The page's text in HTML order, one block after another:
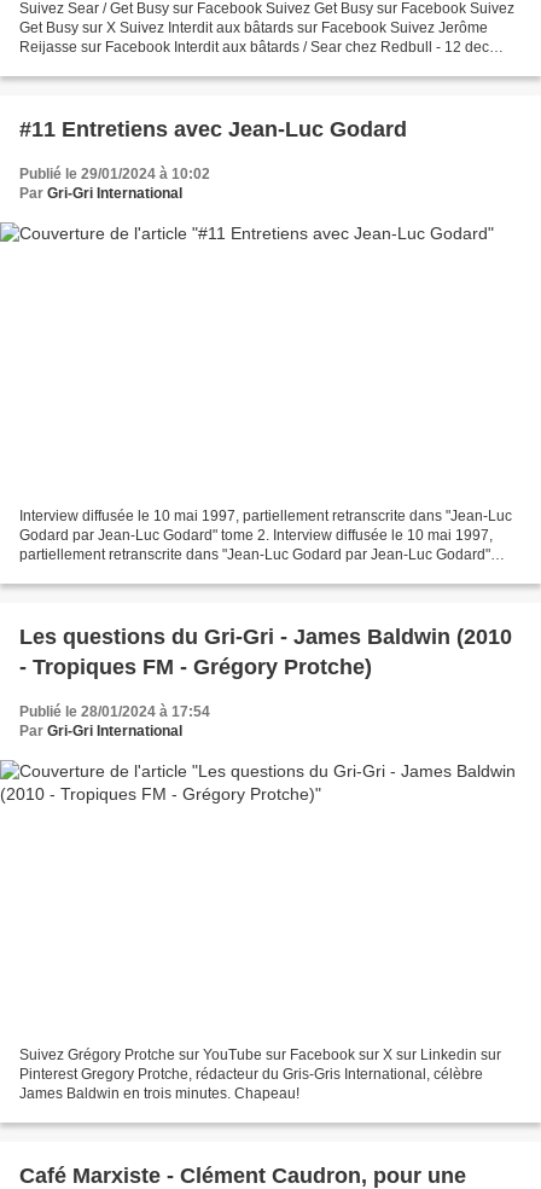
Suivez Sear / Get Busy sur Facebook Suivez Get Busy sur Facebook Suivez
Get Busy sur X Suivez Interdit aux bâtards sur Facebook Suivez Jerôme
Reijasse sur Facebook Interdit aux bâtards / Sear chez Redbull - 12 dec
#11 Entretiens avec Jean-Luc Godard
Publié le 29/01/2024 à 10:02
Par Gri-Gri International
Interview diffusée le 10 mai 1997, partiellement retranscrite dans "Jean-Luc
Godard par Jean-Luc Godard" tome 2. Interview diffusée le 10 mai 1997,
partiellement retranscrite dans "Jean-Luc Godard par Jean-Luc Godard"
Les questions du Gri-Gri - James Baldwin (2010
- Tropiques FM - Grégory Protche)
Publié le 28/01/2024 à 17:54
Par Gri-Gri International
Suivez Grégory Protche sur YouTube sur Facebook sur X sur Linkedin sur
Pinterest Gregory Protche, rédacteur du Gris-Gris International, célèbre
James Baldwin en trois minutes. Chapeau!
Café Marxiste - Clément Caudron, pour une